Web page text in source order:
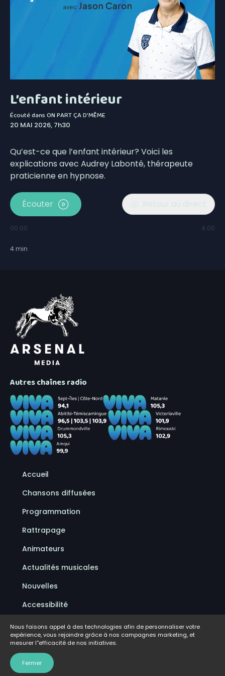
L’enfant intérieur
Écouté dansON PART ÇA D'MÊME
20 MAI 2026, 7h30
Qu’est-ce que l’enfant intérieur? Voici les
explications avec Audrey Labonté, thérapeute
praticienne en hypnose.
Écouter Retour au direct
00:00 4:00
4 min
Autres chaînes radio
Accueil
Chansons diffusées
Programmation
Rattrapage
Animateurs
Actualités musicales
Nouvelles
Accessibilité
Politique de confidentialité
Conditions d'utilisation
FAQ
Nous faisons appel à des technologies afin de personnaliser votre
expérience, vous rejoindre grâce à nos campagnes marketing, et
mesurer l''efficacité de nos initiatives.
Fermer